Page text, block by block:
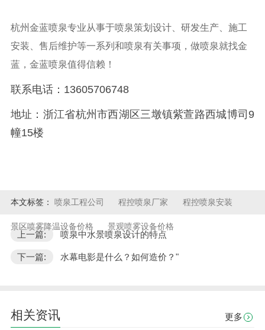
杭州金蓝喷泉专业从事于喷泉策划设计、研发生产、施工
安装、售后维护等一系列和喷泉有关事项，做喷泉就找金
蓝，金蓝喷泉值得信赖！
联系电话： 13605706748
地址：浙江省杭州市西湖区三墩镇紫萱路西城博司 9
幢15楼
本文标签： 喷泉工程公司 程控喷泉厂家 程控喷泉安装
景区喷雾降温设备价格 景观喷雾设备价格
上一篇: 喷泉中水景喷泉设计的特点
下一篇: 水幕电影是什么？如何造价？"
相关资讯 更多